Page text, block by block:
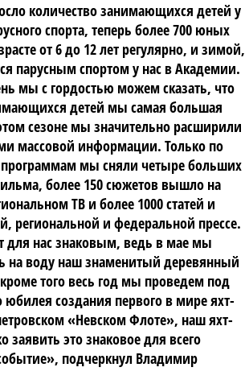
количество занимающихся детей у
спорта, теперь более 700 юных
от 6 до 12 лет регулярно, и зимой,
парусным спортом у нас в Академии.
мы с гордостью можем сказать, что
детей мы самая большая
сезоне мы значительно расширили
массовой информации. Только по
мы сняли четыре больших
более 150 сюжетов вышло на
ТВ и более 1000 статей и
региональной и федеральной прессе.
для нас знаковым, ведь в мае мы
на воду наш знаменитый деревянный
того весь год мы проведем под
юбилея создания первого в мире яхт-
«Невском Флоте», наш яхт-
заявить это знаковое для всего
подчеркнул Владимир